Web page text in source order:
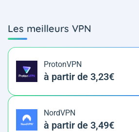
Les meilleurs VPN
ProtonVPN
à partir de 3,23€
NordVPN
à partir de 3,49€